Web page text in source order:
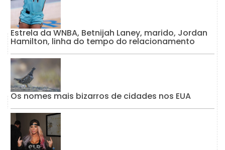
Estrela da WNBA, Betnijah Laney, marido, Jordan
Hamilton, linha do tempo do relacionamento
Os nomes mais bizarros de cidades nos EUA